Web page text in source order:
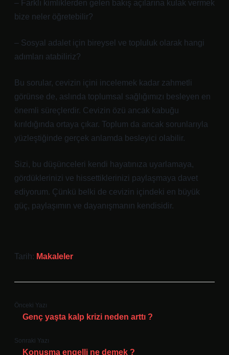
– Farklı kimliklerden gelen bakış açılarına kulak vermek
bize neler öğretebilir?
– Sosyal adalet için bireysel ve topluluk olarak hangi
adımları atabiliriz?
Bu sorular, cevizin içini incelemek kadar zahmetli
görünse de, aslında toplumsal sağlığımızı besleyen en
önemli süreçlerdir. Cevizin özü ancak kabuğu
kırıldığında ortaya çıkar. Toplum da ancak sorunlarıyla
yüzleştiğinde gerçek anlamda besleyici olabilir.
Sizi, bu düşünceleri kendi hayatınıza uyarlamaya,
gördüklerinizi ve hissettiklerinizi paylaşmaya davet
ediyorum. Çünkü belki de cevizin içindeki en büyük
güç, paylaşımın ve dayanışmanın kendisidir.
Tarih: Makaleler
Önceki Yazı
Genç yaşta kalp krizi neden arttı ?
Sonraki Yazı
Konuşma engelli ne demek ?